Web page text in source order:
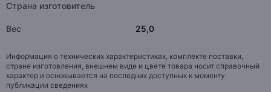
Страна изготовитель
Вес 25,0
Информация о технических характеристиках, комплекте поставки,
стране изготовления, внешнем виде и цвете товара носит справочный
характер и основывается на последних доступных к моменту
публикации сведениях